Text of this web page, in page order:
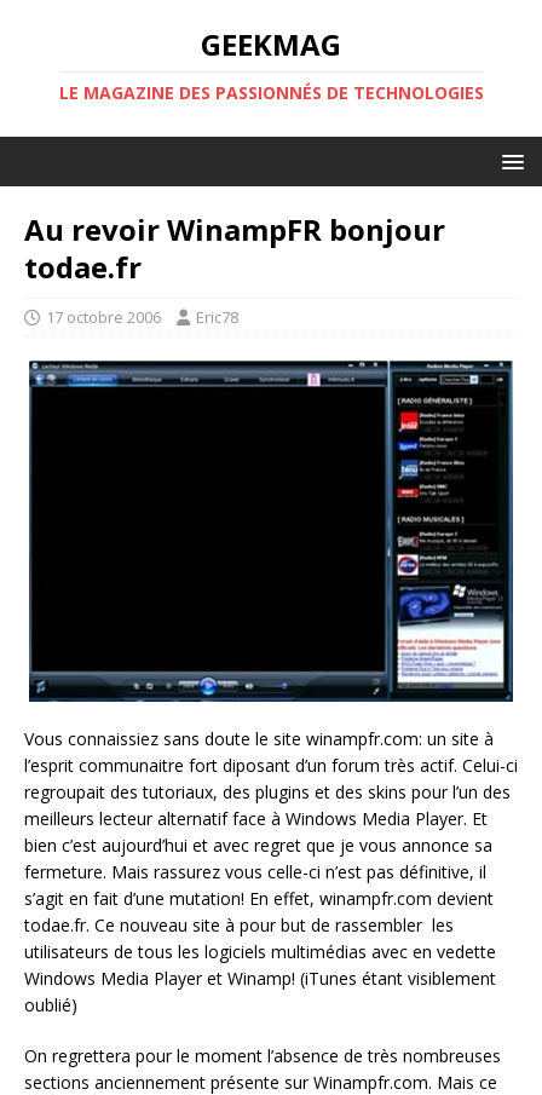
GEEKMAG
LE MAGAZINE DES PASSIONNÉS DE TECHNOLOGIES
Au revoir WinampFR bonjour
todae.fr
17 octobre 2006 Eric78
Vous connaissiez sans doute le site winampfr.com: un site à
l’esprit communaitre fort diposant d’un forum très actif. Celui-ci
regroupait des tutoriaux, des plugins et des skins pour l’un des
meilleurs lecteur alternatif face à Windows Media Player. Et
bien c’est aujourd’hui et avec regret que je vous annonce sa
fermeture. Mais rassurez vous celle-ci n’est pas définitive, il
s’agit en fait d’une mutation! En effet, winampfr.com devient
todae.fr. Ce nouveau site à pour but de rassembler les
utilisateurs de tous les logiciels multimédias avec en vedette
Windows Media Player et Winamp! (iTunes étant visiblement
oublié)
On regrettera pour le moment l’absence de très nombreuses
sections anciennement présente sur Winampfr.com. Mais ce